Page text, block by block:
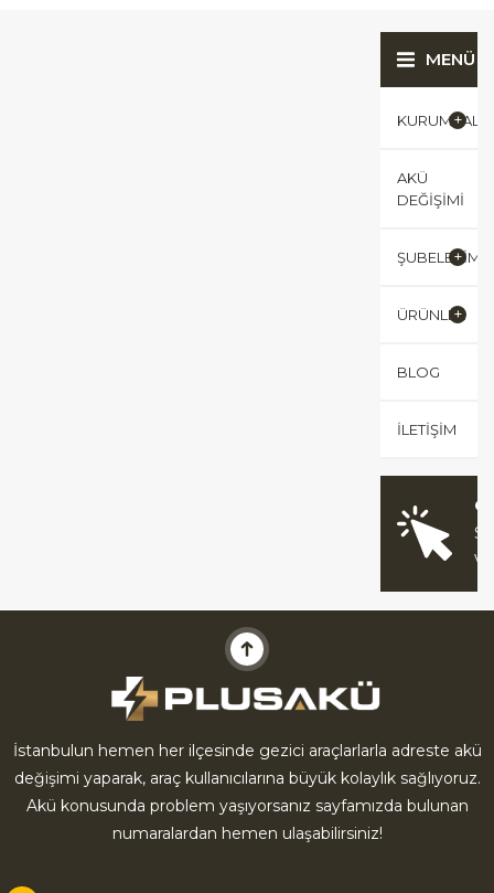
MENÜ
KURUMSAL
AKÜ
DEĞIŞIMI
ÜRÜNLER
BLOG
İLETIŞIM
İstanbulun hemen her ilçesinde gezici araçlarlarla adreste akü
değişimi yaparak, araç kullanıcılarına büyük kolaylık sağlıyoruz.
Akü konusunda problem yaşıyorsanız sayfamızda bulunan
numaralardan hemen ulaşabilirsiniz!